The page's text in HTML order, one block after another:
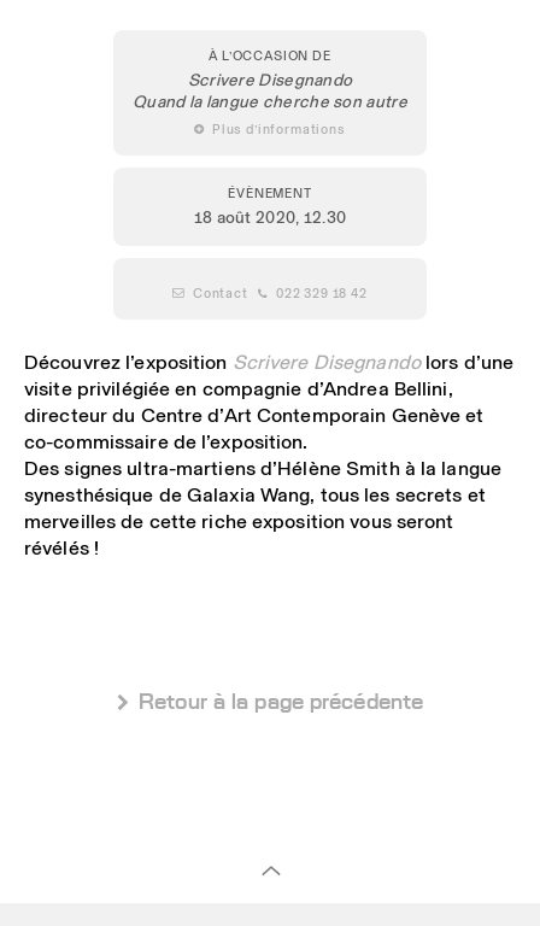
À L’OCCASION DE
Scrivere Disegnando
Quand la langue cherche son autre
 Plus d’informations
ÉVÈNEMENT
18 août 2020, 12.30
 Contact  022 329 18 42
Découvrez l’exposition Scrivere Disegnandolors d’une
visite privilégiée en compagnie d’Andrea Bellini,
directeur du Centre d’Art Contemporain Genève et
co-commissaire de l’exposition.
Des signes ultra-martiens d’Hélène Smith à la langue
synesthésique de Galaxia Wang, tous les secrets et
merveilles de cette riche exposition vous seront
révélés !
 Retour à la page précédente